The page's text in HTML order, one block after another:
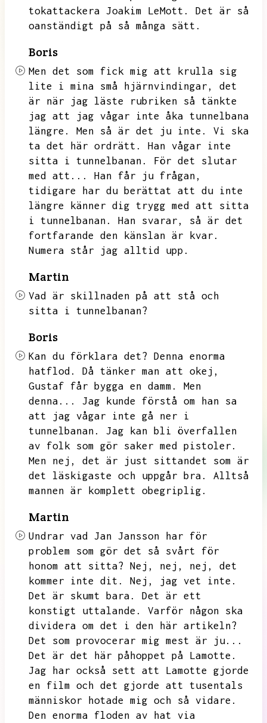
tokattackera Joakim LeMott.
Det är så
oanständigt på så många sätt.
Boris
Men det som fick mig att krulla sig
lite i mina små hjärnvindingar,
det
är när jag läste rubriken så tänkte
jag att jag vågar inte åka tunnelbana
längre.
Men så är det ju inte.
Vi ska
ta det här ordrätt.
Han vågar inte
sitta i tunnelbanan.
För det slutar
med att...
Han får ju frågan,
tidigare har du berättat att du inte
längre känner dig trygg med att sitta
i tunnelbanan.
Han svarar,
så är det
fortfarande den känslan är kvar.
Numera står jag alltid upp.
Martin
Vad är skillnaden på att stå och
sitta i tunnelbanan?
Boris
Kan du förklara det? Denna enorma
hatflod.
Då tänker man att okej,
Gustaf får bygga en damm.
Men
denna...
Jag kunde förstå om han sa
att jag vågar inte gå ner i
tunnelbanan.
Jag kan bli överfallen
av folk som gör saker med pistoler.
Men nej,
det är just sittandet som är
det läskigaste och uppgår bra.
Alltså
mannen är komplett obegriplig.
Martin
Undrar vad Jan Jansson har för
problem som gör det så svårt för
honom att sitta? Nej, nej, nej,
det
kommer inte dit.
Nej,
jag vet inte.
Det är skumt bara.
Det är ett
konstigt uttalande.
Varför någon ska
dividera om det i den här artikeln?
Det som provocerar mig mest är ju...
Det är det här påhoppet på Lamotte.
Jag har också sett att Lamotte gjorde
en film och det gjorde att tusentals
människor hotade mig och så vidare.
Den enorma floden av hat via